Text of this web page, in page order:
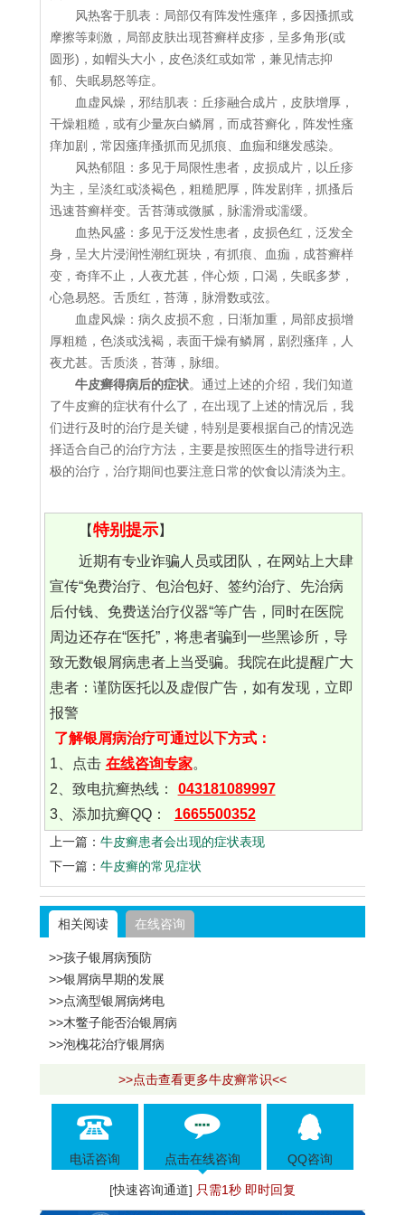
风热客于肌表：局部仅有阵发性瘙痒，多因搔抓或
摩擦等刺激，局部皮肤出现苔癣样皮疹，呈多角形(或
圆形)，如帽头大小，皮色淡红或如常，兼见情志抑
郁、失眠易怒等症。
血虚风燥，邪结肌表：丘疹融合成片，皮肤增厚，
干燥粗糙，或有少量灰白鳞屑，而成苔癣化，阵发性瘙
痒加剧，常因瘙痒搔抓而见抓痕、血痂和继发感染。
风热郁阻：多见于局限性患者，皮损成片，以丘疹
为主，呈淡红或淡褐色，粗糙肥厚，阵发剧痒，抓搔后
迅速苔癣样变。舌苔薄或微腻，脉濡滑或濡缓。
血热风盛：多见于泛发性患者，皮损色红，泛发全
身，呈大片浸润性潮红斑块，有抓痕、血痂，成苔癣样
变，奇痒不止，人夜尤甚，伴心烦，口渴，失眠多梦，
心急易怒。舌质红，苔薄，脉滑数或弦。
血虚风燥：病久皮损不愈，日渐加重，局部皮损增
厚粗糙，色淡或浅褐，表面干燥有鳞屑，剧烈瘙痒，人
夜尤甚。舌质淡，苔薄，脉细。
牛皮癣得病后的症状。通过上述的介绍，我们知道
了牛皮癣的症状有什么了，在出现了上述的情况后，我
们进行及时的治疗是关键，特别是要根据自己的情况选
择适合自己的治疗方法，主要是按照医生的指导进行积
极的治疗，治疗期间也要注意日常的饮食以清淡为主。
【特别提示】
近期有专业诈骗人员或团队，在网站上大肆
宣传“免费治疗、包治包好、签约治疗、先治病
后付钱、免费送治疗仪器“等广告，同时在医院
周边还存在“医托”，将患者骗到一些黑诊所，导
致无数银屑病患者上当受骗。我院在此提醒广大
患者：谨防医托以及虚假广告，如有发现，立即
报警
了解银屑病治疗可通过以下方式：
1、点击 在线咨询专家。
2、致电抗癣热线：
043181089997
3、添加抗癣QQ：
1665500352
上一篇： 牛皮癣患者会出现的症状表现
下一篇： 牛皮癣的常见症状
相关阅读 在线咨询
>>孩子银屑病预防
>>银屑病早期的发展
>>点滴型银屑病烤电
>>木鳖子能否治银屑病
>>泡槐花治疗银屑病
>>点击查看更多牛皮癣常识<<
电话咨询 点击在线咨询 QQ咨询
[快速咨询通道] 只需1秒 即时回复